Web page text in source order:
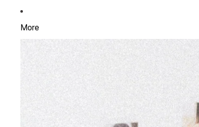
More